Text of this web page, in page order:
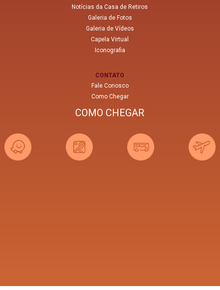
Notícias da Casa de Retiros
Galeria de Fotos
Galeria de Vídeos
Capela Virtual
Iconografia
CONTATO
Fale Conosco
Como Chegar
COMO CHEGAR